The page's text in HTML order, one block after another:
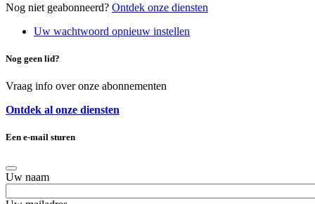
Nog niet geabonneerd? Ontdek onze diensten
Uw wachtwoord opnieuw instellen
Nog geen lid?
Vraag info over onze abonnementen
Ontdek al onze diensten
Een e-mail sturen
Uw naam